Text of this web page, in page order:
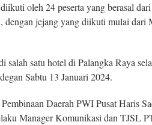
oleh 24 peserta yang berasal
dengan jejang yang diikuti mulai dari
satu hotel di Palangka Raya
Sabtu 13 Januari 2024.
Daerah PWI Pusat Haris
Manager Komunikasi dan TJSL